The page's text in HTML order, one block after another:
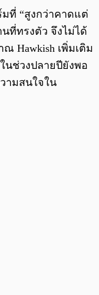
ที่ “สูงกว่าคาดแต่
ที่ทรงตัว จึงไม่ได้
Hawkish เพิ่มเติม
นช่วงปลายปียังพอ
ามสนใจใน